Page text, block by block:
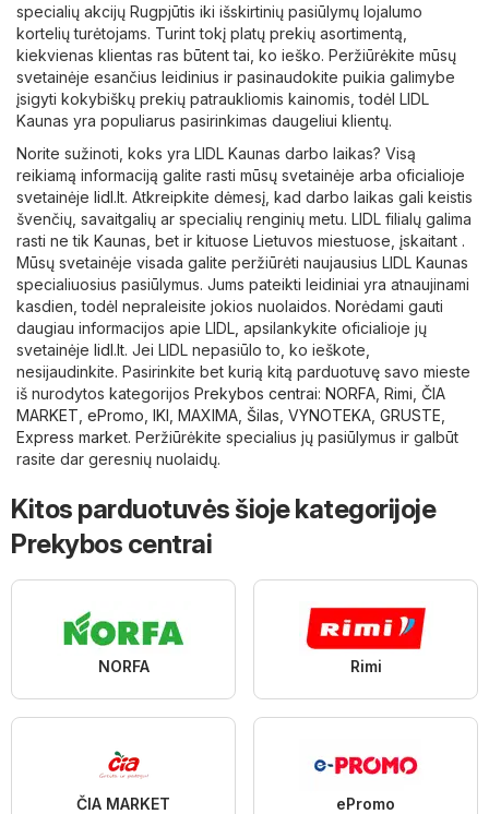
specialių akcijų Rugpjūtis iki išskirtinių pasiūlymų lojalumo
kortelių turėtojams. Turint tokį platų prekių asortimentą,
kiekvienas klientas ras būtent tai, ko ieško. Peržiūrėkite mūsų
svetainėje esančius leidinius ir pasinaudokite puikia galimybe
įsigyti kokybiškų prekių patraukliomis kainomis, todėl LIDL
Kaunas yra populiarus pasirinkimas daugeliui klientų.
Norite sužinoti, koks yra LIDL Kaunas darbo laikas? Visą
reikiamą informaciją galite rasti mūsų svetainėje arba oficialioje
svetainėje lidl.lt. Atkreipkite dėmesį, kad darbo laikas gali keistis
švenčių, savaitgalių ar specialių renginių metu. LIDL filialų galima
rasti ne tik Kaunas, bet ir kituose Lietuvos miestuose, įskaitant .
Mūsų svetainėje visada galite peržiūrėti naujausius LIDL Kaunas
specialiuosius pasiūlymus. Jums pateikti leidiniai yra atnaujinami
kasdien, todėl nepraleisite jokios nuolaidos. Norėdami gauti
daugiau informacijos apie LIDL, apsilankykite oficialioje jų
svetainėje lidl.lt. Jei LIDL nepasiūlo to, ko ieškote,
nesijaudinkite. Pasirinkite bet kurią kitą parduotuvę savo mieste
iš nurodytos kategorijos Prekybos centrai: NORFA Rimi ČIA
MARKET ePromo IKI MAXIMA Šilas VYNOTEKA GRUSTE
Express market. Peržiūrėkite specialius jų pasiūlymus ir galbūt
rasite dar geresnių nuolaidų.
Kitos parduotuvės šioje kategorijoje
Prekybos centrai
NORFA Rimi
ČIA MARKET ePromo